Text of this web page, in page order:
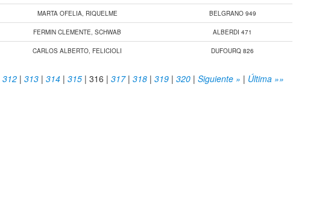
MARTA OFELIA, RIQUELME BELGRANO 949
FERMIN CLEMENTE, SCHWAB ALBERDI 471
CARLOS ALBERTO, FELICIOLI DUFOURQ 826
312| 313| 314| 315| 316 | 317| 318| 319| 320| Siguiente » | Última »»